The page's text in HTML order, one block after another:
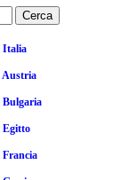
Italia
Austria
Egitto